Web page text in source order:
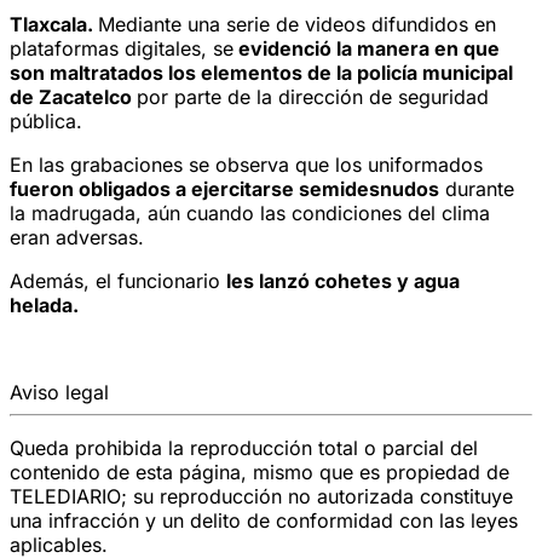
Tlaxcala. Mediante una serie de videos difundidos en
plataformas digitales, se evidenció la manera en que
son maltratados los elementos de la policía municipal
de Zacatelco por parte de la dirección de seguridad
pública.
En las grabaciones se observa que los uniformados
fueron obligados a ejercitarse semidesnudos durante
la madrugada, aún cuando las condiciones del clima
eran adversas.
Además, el funcionario les lanzó cohetes y agua
helada.
Aviso legal
Queda prohibida la reproducción total o parcial del
contenido de esta página, mismo que es propiedad de
TELEDIARIO; su reproducción no autorizada constituye
una infracción y un delito de conformidad con las leyes
aplicables.